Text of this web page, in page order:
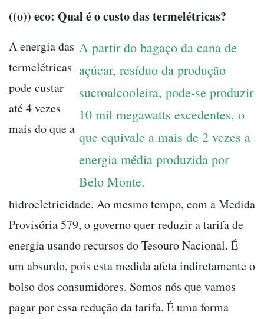
((o)) eco: Qual é o custo das termelétricas?
A partir do bagaço da cana de
açúcar, resíduo da produção
sucroalcooleira, pode-se produzir
10 mil megawatts excedentes, o
que equivale a mais de 2 vezes a
energia média produzida por
Belo Monte.
A energia das
termelétricas
pode custar
até 4 vezes
mais do que a
hidroeletricidade. Ao mesmo tempo, com a Medida
Provisória 579, o governo quer reduzir a tarifa de
energia usando recursos do Tesouro Nacional. É
um absurdo, pois esta medida afeta indiretamente o
bolso dos consumidores. Somos nós que vamos
pagar por essa redução da tarifa. É uma forma